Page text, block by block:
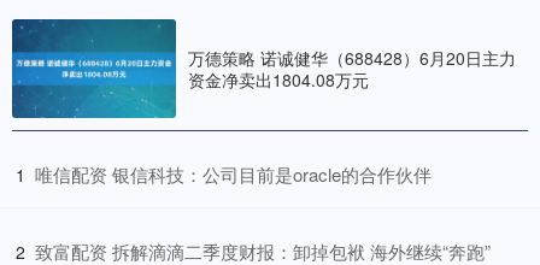
万德策略 诺诚健华（688428）6月20日主力
资金净卖出1804.08万元
1 ​唯信配资 银信科技：公司目前是oracle的合作伙伴
2 ​致富配资 拆解滴滴二季度财报：卸掉包袱 海外继续“奔跑”